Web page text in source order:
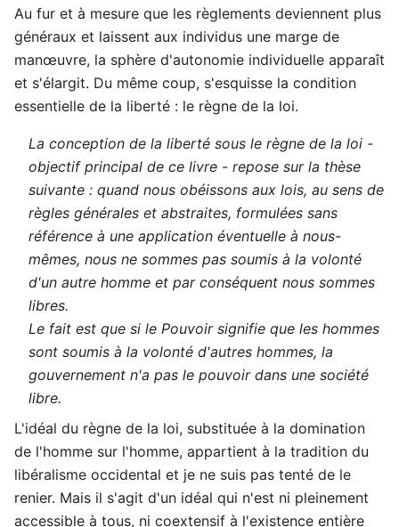
Au fur et à mesure que les règlements deviennent plus
généraux et laissent aux individus une marge de
manœuvre, la sphère d'autonomie individuelle apparaît
et s'élargit. Du même coup, s'esquisse la condition
essentielle de la liberté : le règne de la loi.
La conception de la liberté sous le règne de la loi -
objectif principal de ce livre - repose sur la thèse
suivante : quand nous obéissons aux lois, au sens de
règles générales et abstraites, formulées sans
référence à une application éventuelle à nous-
mêmes, nous ne sommes pas soumis à la volonté
d'un autre homme et par conséquent nous sommes
libres.
Le fait est que si le Pouvoir signifie que les hommes
sont soumis à la volonté d'autres hommes, la
gouvernement n'a pas le pouvoir dans une société
libre.
L'idéal du règne de la loi, substituée à la domination
de l'homme sur l'homme, appartient à la tradition du
libéralisme occidental et je ne suis pas tenté de le
renier. Mais il s'agit d'un idéal qui n'est ni pleinement
accessible à tous, ni coextensif à l'existence entière